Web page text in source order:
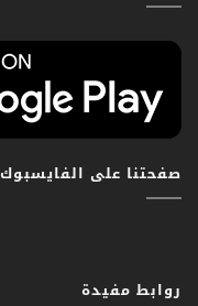
صفحتنا على الفايسبوك
روابط مفيدة